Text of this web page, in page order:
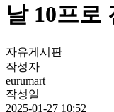
날 10프로
자유게시판
작성자
eurumart
작성일
2025-01-27 10:52